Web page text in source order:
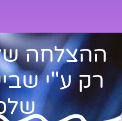
ההצלחה
רק ע"י